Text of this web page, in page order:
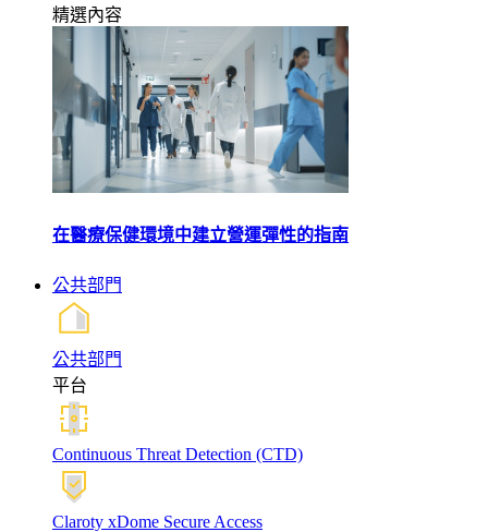
精選內容
在醫療保健環境中建立營運彈性的指南
公共部門
公共部門
平台
Continuous Threat Detection (CTD)
Claroty xDome Secure Access